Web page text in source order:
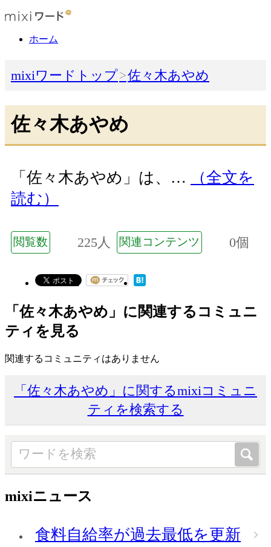
ホーム
mixiワードトップ 佐々木あやめ
佐々木あやめ
「佐々木あやめ」は、…
（全文を
読む）
閲覧数 225人 関連コンテンツ 0個
「佐々木あやめ」に関連するコミュニ
ティを見る
関連するコミュニティはありません
「佐々木あやめ」に関するmixiコミュニ
ティを検索する
mixiニュース
食料自給率が過去最低を更新